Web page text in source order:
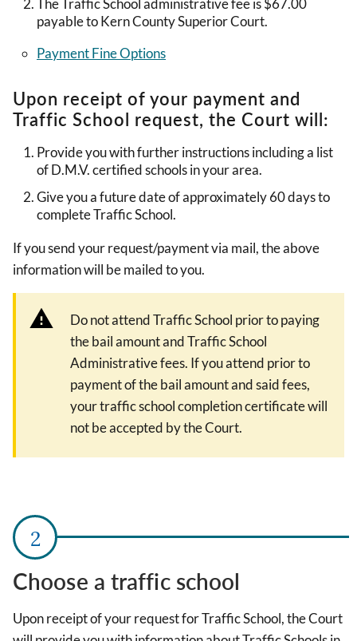
The Traffic School administrative fee is $67.00
payable to Kern County Superior Court.
Payment Fine Options
Upon receipt of your payment and
Traffic School request, the Court will:
Provide you with further instructions including a list
of D.M.V. certified schools in your area.
Give you a future date of approximately 60 days to
complete Traffic School.
If you send your request/payment via mail, the above
information will be mailed to you.
Do not attend Traffic School prior to paying
the bail amount and Traffic School
Administrative fees. If you attend prior to
payment of the bail amount and said fees,
your traffic school completion certificate will
not be accepted by the Court.
Choose a traffic school
Upon receipt of your request for Traffic School, the Court